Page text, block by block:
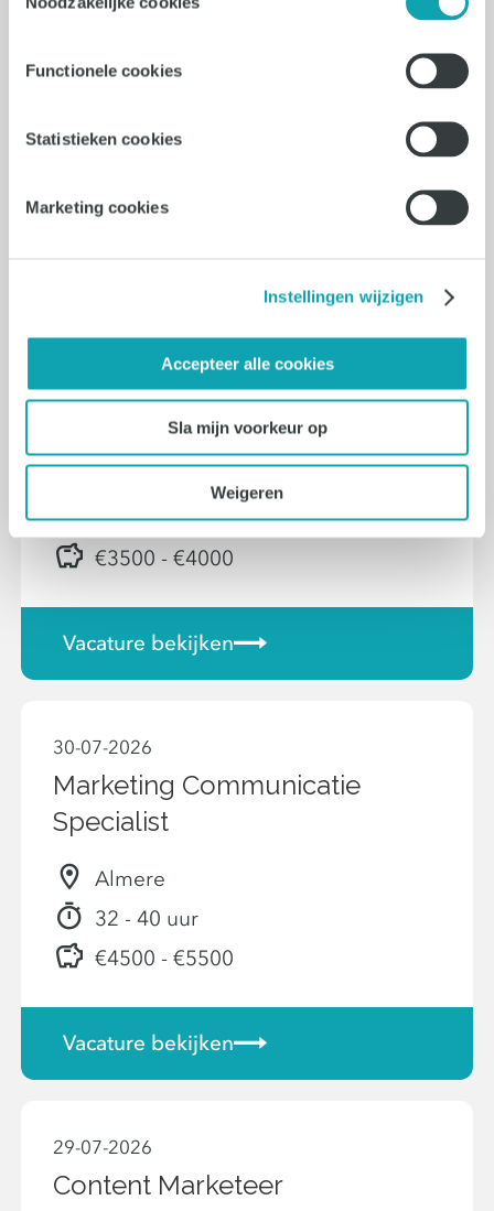
Functionele cookies
Statistieken cookies
Marketing cookies
Instellingen wijzigen
Accepteer alle cookies
Sla mijn voorkeur op
Weigeren
opleiding
Cuijk
Personal Management
24 uur - 40 uur
€3500 - €4000
Vacature bekijken
30-07-2026
Marketing Communicatie
Specialist
Almere
32 - 40 uur
€4500 - €5500
Vacature bekijken
29-07-2026
Content Marketeer